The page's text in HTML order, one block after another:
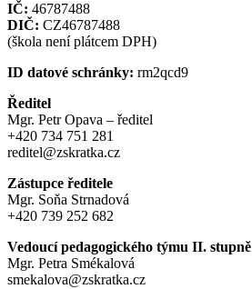
IČ: 46787488
DIČ: CZ46787488
(škola není plátcem DPH)
ID datové schránky: rm2qcd9
Ředitel
Mgr. Petr Opava – ředitel
+420 734 751 281
reditel@zskratka.cz
Zástupce ředitele
Mgr. Soňa Strnadová
+420 739 252 682
Vedoucí pedagogického týmu II. stupně
Mgr. Petra Smékalová
smekalova@zskratka.cz